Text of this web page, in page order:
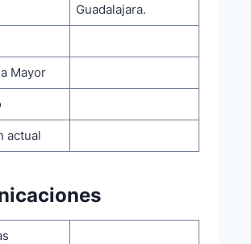
Guadalajara.
Mayor
actual